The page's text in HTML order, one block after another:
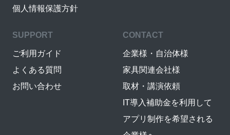
個人情報保護方針
SUPPORT
ご利用ガイド
よくある質問
お問い合わせ
CONTACT
企業様・自治体様
家具関連会社様
取材・講演依頼
IT導入補助金を利用して
アプリ制作を希望される